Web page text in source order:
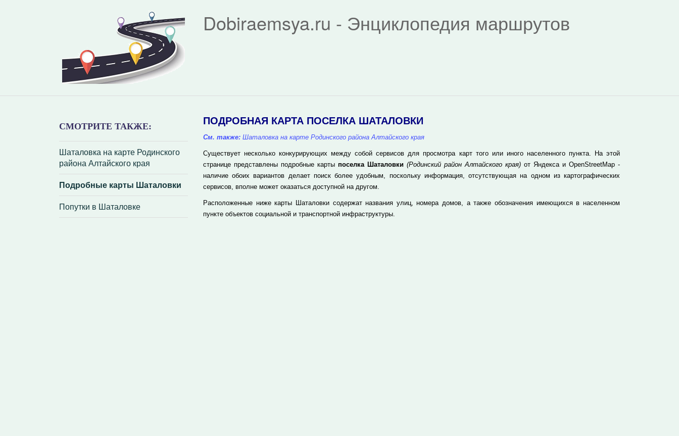
Dobiraemsya.ru - Энциклопедия маршрутов
СМОТРИТЕ ТАКЖЕ:
Шаталовка на карте Родинского
района Алтайского края
Подробные карты Шаталовки
Попутки в Шаталовке
ПОДРОБНАЯ КАРТА ПОСЕЛКА ШАТАЛОВКИ
См. также: Шаталовка на карте Родинского района Алтайского края
Существует несколько конкурирующих между собой сервисов для просмотра карт того или иного населенного пункта. На этой
странице представлены подробные карты поселка Шаталовки (Родинский район Алтайского края) от Яндекса и OpenStreetMap -
наличие обоих вариантов делает поиск более удобным, поскольку информация, отсутствующая на одном из картографических
сервисов, вполне может оказаться доступной на другом.
Расположенные ниже карты Шаталовки содержат названия улиц, номера домов, а также обозначения имеющихся в населенном
пункте объектов социальной и транспортной инфраструктуры.